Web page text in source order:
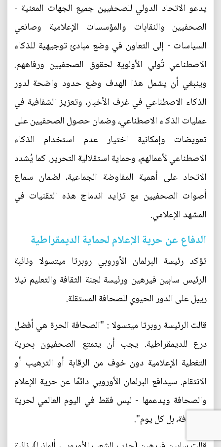
يدعو الاتحاد الدولي للصحفيين جميع الجهات المعنية -
الصحفيين والنقابات والمؤسسات الإعلامية وصانعي
السياسات - إلى التعاون في وضع مبادئ توجيهية للذكاء
الاصطناعي تُولي الأولوية لحقوق الصحفيين ورفاههم.
وينبغي أن يشمل هذا الهدف وضع حدود واضحة لدور
الذكاء الاصطناعي في غرف الأخبار، وتعزيز الشفافية في
عمليات الذكاء الاصطناعي، وضمان حصول الصحفيين على
تعويضات وإمكانية اختيار عدم استخدام الذكاء
الاصطناعي لأعمالهم، وحماية استقلالية التحرير. كما يُشدد
الاتحاد على أهمية المفاوضة الجماعية، لضمان سماع
أصوات الصحفيين مع تزايد اندماج هذه التقنيات في
المشهد الإعلامي.
الدفاع عن حرية الإعلام لحماية الديمقراطية
تؤكد رئيسة البرلمان الأوروبي روبرتا ميتسولا ونائبة
الرئيس سابين فيرهين ورئيسة لجنة الثقافة والتعليم نيلا
رييل على الدور الحيوي للصحافة المستقلة.
قالت الرئيسة روبرتا ميتسولا : "الصحافة الحرة هي أفضل
درع للديمقراطية. يجب أن يتمتع الصحفيون بحرية
التغطية الإعلامية دون خوف من الرقابة أو الترهيب أو
الانتقام. سيدافع البرلمان الأوروبي دائمًا عن حرية الإعلام
والصحافة ويدعمها - ليس فقط في اليوم العالمي لحرية
الصحافة، بل كل يوم".